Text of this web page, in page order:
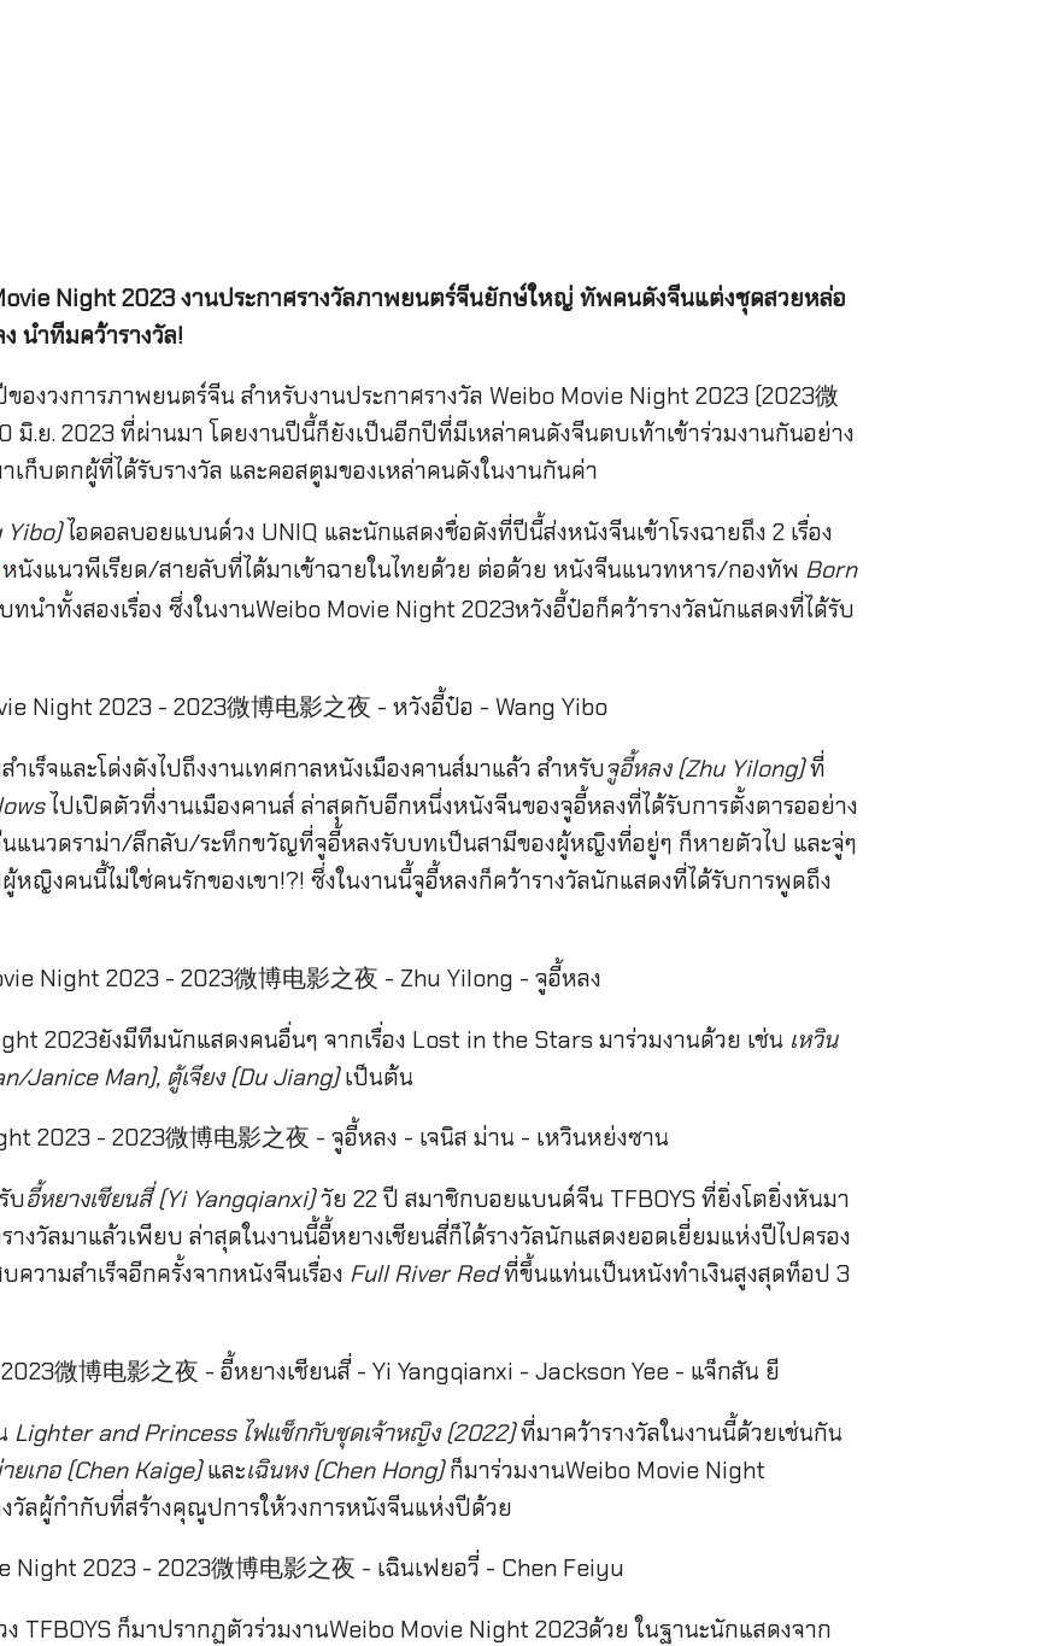
Night 2023 งานประกาศรางวัลภาพยนตร์จีนยักษ์ใหญ่ ทัพคนดังจีนแต่งชุดสวยหล่อ
นำทีมคว้ารางวัล!
องวงการภาพยนตร์จีน สำหรับงานประกาศรางวัล Weibo Movie Night 2023 (2023微
มิ.ย. 2023 ที่ผ่านมา โดยงานปีนี้ก็ยังเป็นอีกปีที่มีเหล่าคนดังจีนตบเท้าเข้าร่วมงานกันอย่าง
ก็บตกผู้ที่ได้รับรางวัล และคอสตูมของเหล่าคนดังในงานกันค่า
Yibo) ไอดอลบอยแบนด์วง UNIQ และนักแสดงชื่อดังที่ปีนี้ส่งหนังจีนเข้าโรงฉายถึง 2 เรื่อง
หนังแนวพีเรียด/สายลับที่ได้มาเข้าฉายในไทยด้วย ต่อด้วย หนังจีนแนวทหาร/กองทัพ Born
นำทั้งสองเรื่อง ซึ่งในงานWeibo Movie Night ​2023หวังอี้ป๋อก็คว้ารางวัลนักแสดงที่ได้รับ
ร็จและโด่งดังไปถึงงานเทศกาลหนังเมืองคานส์มาแล้ว สำหรับจูอี้หลง (Zhu Yilong)ที่
ไปเปิดตัวที่งานเมืองคานส์ ล่าสุดกับอีกหนึ่งหนังจีนของจูอี้หลงที่ได้รับการตั้งตารออย่าง
แนวดราม่า/ลึกลับ/ระทึกขวัญที่จูอี้หลงรับบทเป็นสามีของผู้หญิงที่อยู่ๆ ก็หายตัวไป และจู่ๆ
ญิงคนนี้ไม่ใช่คนรักของเขา!?! ซึ่งในงานนี้จูอี้หลงก็คว้ารางวัลนักแสดงที่ได้รับการพูดถึง
​2023ยังมีทีมนักแสดงคนอื่นๆ จากเรื่อง Lost in the Stars มาร่วมงานด้วย เช่นเหวิน
Janice Man), ตู้เจียง (Du Jiang)เป็นต้น
บอี้หยางเชียนสี่ (Yi Yangqianxi)วัย 22 ปี สมาชิกบอยแบนด์จีน TFBOYS ที่ยิ่งโตยิ่งหันมา
างวัลมาแล้วเพียบ ล่าสุดในงานนี้อี้หยางเชียนสี่ก็ได้รางวัลนักแสดงยอดเยี่ยมแห่งปีไปครอง
วามสำเร็จอีกครั้งจากหนังจีนเรื่อง Full River Redที่ขึ้นแท่นเป็นหนังทำเงินสูงสุดท็อป 3
Lighter and Princess ไฟแช็กกับชุดเจ้าหญิง (2022)ที่มาคว้ารางวัลในงานนี้ด้วยเช่นกัน
ยเกอ (Chen Kaige)และเฉินหง (Chen Hong)ก็มาร่วมงานWeibo Movie Night
วัลผู้กำกับที่สร้างคุณูปการให้วงการหนังจีนแห่งปีด้วย
TFBOYS ก็มาปรากฏตัวร่วมงานWeibo Movie Night 2023ด้วย ในฐานะนักแสดงจาก